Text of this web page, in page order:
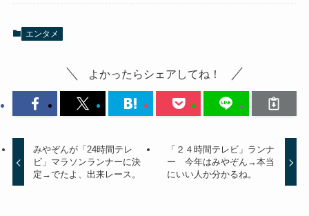
エンタメ
よかったらシェアしてね！
みやぞんが「24時間テレ
ビ」マラソンランナーに決
定→でたよ、出来レース。
「２４時間テレビ」ランナ
ー 今年はみやぞん→本当
にいい人か分かるね。